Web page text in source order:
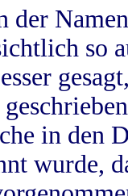
der
so
in
wurde,